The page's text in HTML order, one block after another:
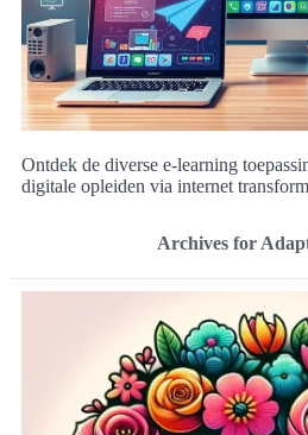
Ontdek de diverse e-learning
digitale opleiden via internet
Archives for